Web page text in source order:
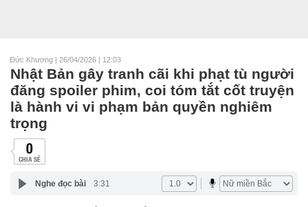
Đức Khương | 26/04/2026 | 12:03
Nhật Bản gây tranh cãi khi phạt tù người
đăng spoiler phim, coi tóm tắt cốt truyện
là hành vi vi phạm bản quyền nghiêm
trọng
0
CHIA SẺ
Nghe đọc bài 3:31